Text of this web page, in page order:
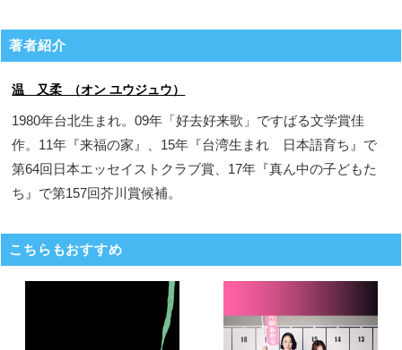
著者紹介
温 又柔 （オン ユウジュウ）
1980年台北生まれ。09年「好去好来歌」ですばる文学賞佳
作。11年『来福の家』、15年『台湾生まれ 日本語育ち』で
第64回日本エッセイストクラブ賞、17年『真ん中の子どもた
ち』で第157回芥川賞候補。
こちらもおすすめ